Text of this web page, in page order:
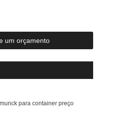
para Construção Civil
de Carga
Dobradeiras
um orçamento
para container preço